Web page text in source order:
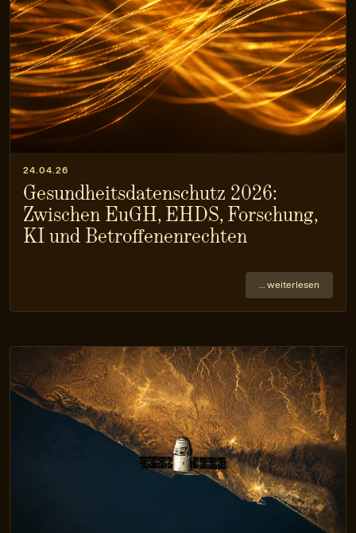
24.04.26
Gesundheitsdatenschutz 2026:
Zwischen EuGH, EHDS, Forschung,
KI und Betroffenenrechten
… weiterlesen